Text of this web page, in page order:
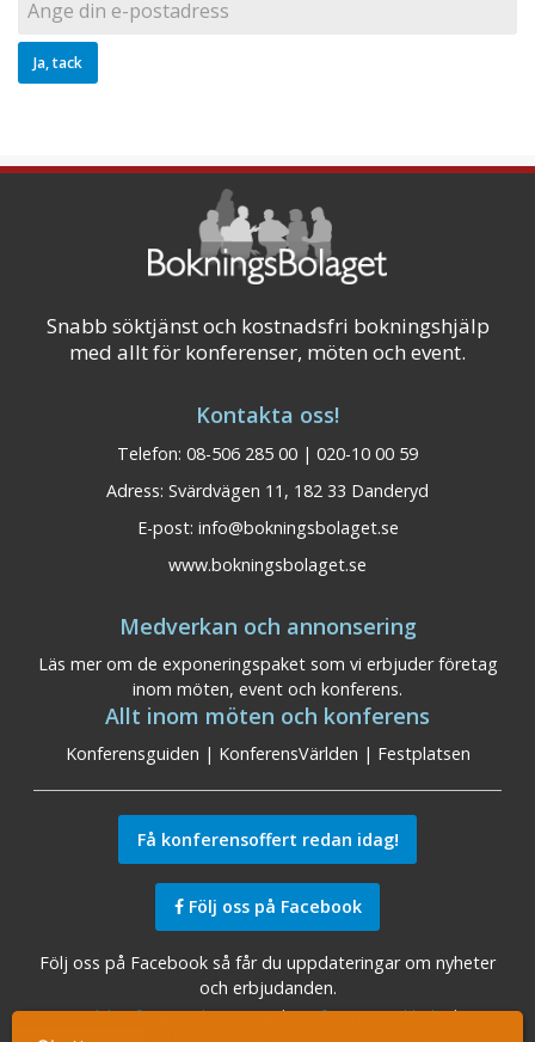
Snabb söktjänst och kostnadsfri bokningshjälp
med allt för konferenser, möten och event.
Kontakta oss!
Telefon: 08-506 285 00 | 020-10 00 59
Adress: Svärdvägen 11, 182 33 Danderyd
E-post: info@bokningsbolaget.se
www.bokningsbolaget.se
Medverkan och annonsering
Läs mer om de exponeringspaket som vi erbjuder företag
inom möten, event och konferens.
Allt inom möten och konferens
Konferensguiden | KonferensVärlden | Festplatsen
Få konferensoffert redan idag!
Följ oss på Facebook
Följ oss på Facebook så får du uppdateringar om nyheter
och erbjudanden.
Sök konferensanläggningar|Konferens Stockholm|